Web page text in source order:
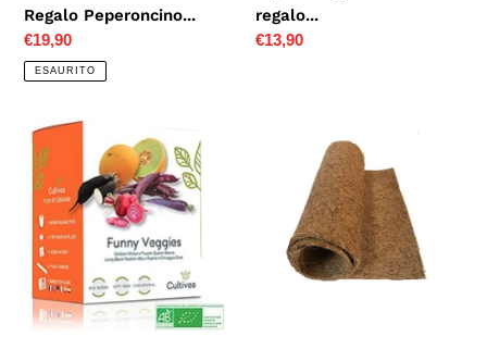
Regalo Peperoncino...
Prezzo
di
listino
€19,90
ESAURITO
regalo...
Prezzo
€13,90
Kit
ortaggi
stravaganti
Plant
Theatre
100%,